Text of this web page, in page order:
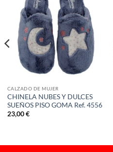
CALZADO DE MUJER
CHINELA NUBES Y DULCES
SUEÑOS PISO GOMA Ref. 4556
23,00€